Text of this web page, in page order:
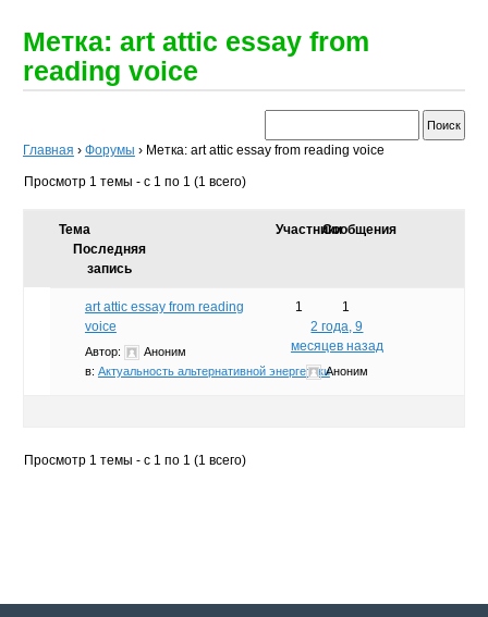
Метка: art attic essay from
reading voice
Главная › Форумы › Метка: art attic essay from reading voice
Просмотр 1 темы - с 1 по 1 (1 всего)
Тема УчастникиСообщения
Последняя
запись
art attic essay from reading
voice
Автор:
Аноним
в: Актуальность альтернативной энергетики
1
1
2 года, 9
месяцев назад
Аноним
Просмотр 1 темы - с 1 по 1 (1 всего)